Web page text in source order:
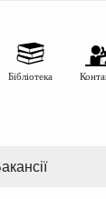
Бібліотека